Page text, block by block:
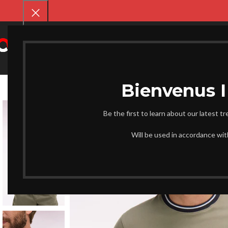
Be the first to learn about our latest
Will be used in accordance